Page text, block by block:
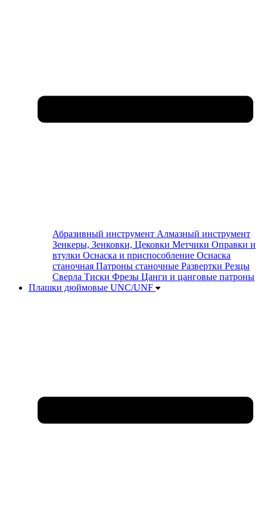
Абразивный инструмент Алмазный инструмент
Зенкеры, Зенковки, Цековки Метчики Оправки и
втулки Оснаска и приспособление Оснаска
станочная Патроны станочные Развертки Резцы
Сверла Тиски Фрезы Цанги и цанговые патроны
Плашки дюймовые UNC/UNF